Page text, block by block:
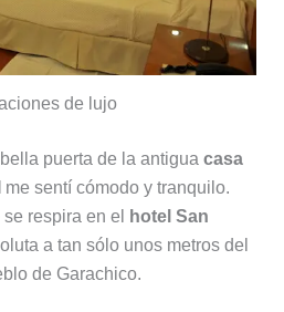
de lujo
puerta de la antigua casa
me sentí cómodo y tranquilo.
respira en el
hotel San
a tan sólo unos metros del
de Garachico.